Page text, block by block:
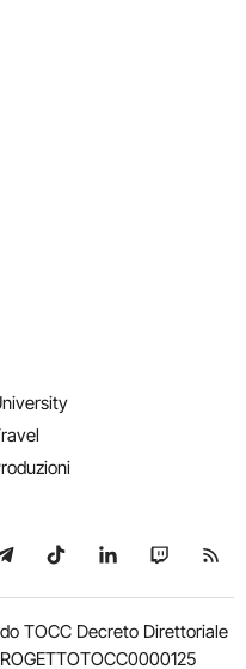
su WhatsApp
su Telegram
Seguici su TikTok
Seguici su
Seguici
TOCC Decreto Direttoriale